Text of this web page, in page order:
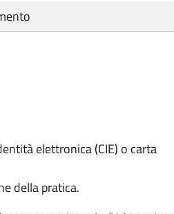
elettronica (CIE) o carta
della pratica.